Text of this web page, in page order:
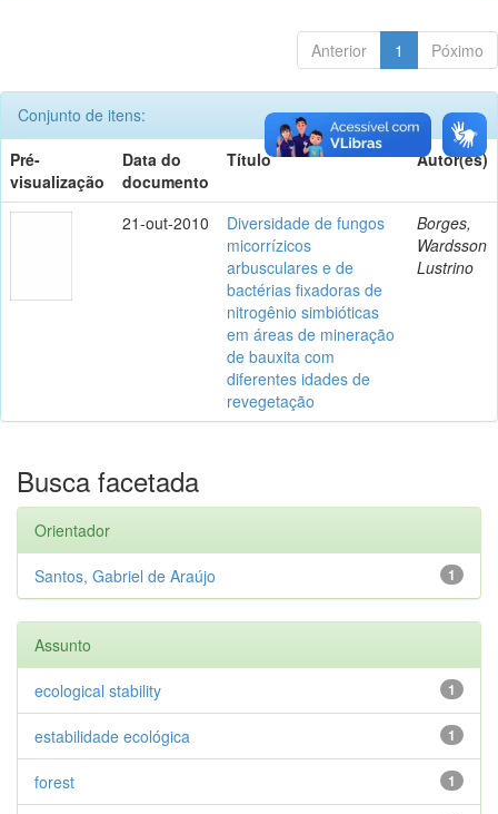
Anterior 1 Póximo
Conjunto de itens:
Pré-
visualização
Data do
documento
Título Autor(es)
21-out-2010
Diversidade de fungos
micorrízicos
arbusculares e de
bactérias fixadoras de
nitrogênio simbióticas
em áreas de mineração
de bauxita com
diferentes idades de
revegetação
Borges,
Wardsson
Lustrino
Busca facetada
Orientador
1
Santos, Gabriel de Araújo
Assunto
1
ecological stability
1
estabilidade ecológica
1
forest